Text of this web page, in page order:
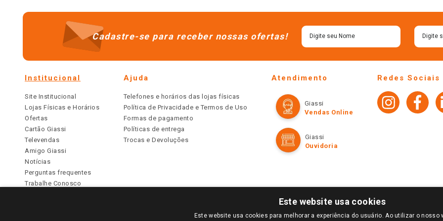
Cadastre-se para receber nossas ofertas!
Institucional
Site Institucional
Lojas Físicas e Horários
Ofertas
Cartão Giassi
Televendas
Amigo Giassi
Notícias
Perguntas frequentes
Trabalhe Conosco
Ajuda
Telefones e horários das lojas físicas
Política de Privacidade e Termos de Uso
Formas de pagamento
Políticas de entrega
Trocas e Devoluções
Atendimento
Giassi
Vendas Online
Giassi
Ouvidoria
Redes Sociais
PARA VER OS PREÇOS DA SUA REGIÃO, FAÇA LOGIN E SELECIONE A LOJA DE SUA PREFERÊNCIA. SOMENTE APÓS O LOGIN, OS PREÇOS
Este website usa cookies
Este website usa cookies para melhorar a experiência do usuário. Ao utilizar o nosso